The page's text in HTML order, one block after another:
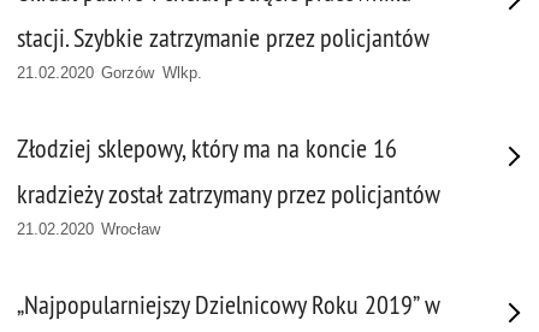
stacji. Szybkie zatrzymanie przez policjantów
21.02.2020 Gorzów Wlkp.
Złodziej sklepowy, który ma na koncie 16
kradzieży został zatrzymany przez policjantów
21.02.2020 Wrocław
„Najpopularniejszy Dzielnicowy Roku 2019” w